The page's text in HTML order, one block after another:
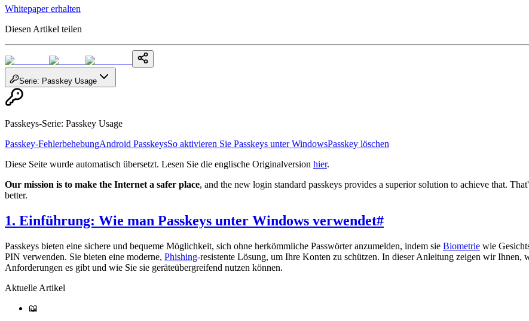
Whitepaper erhalten
Diesen Artikel teilen
Serie: Passkey Usage
Passkeys-Serie: Passkey Usage
Passkey-FehlerbehebungAndroid PasskeysSo aktivieren Sie Passkeys unter WindowsPasskey löschen
Diese Seite wurde automatisch übersetzt. Lesen Sie die englische Originalversion hier.
Our mission is to make the Internet a safer place, and the new login standard passkeys provides a superior solution to achieve that.
better.
1. Einführung: Wie man Passkeys unter Windows verwendet#
Passkeys bieten eine sichere und bequeme Möglichkeit, sich ohne herkömmliche Passwörter anzumelden, indem sie Biometrie wie
PIN verwenden. Sie bieten eine moderne, Phishing-resistente Lösung, um Ihre Konten zu schützen. In dieser Anleitung zeigen wir Ihnen,
Anforderungen es gibt und wie Sie sie geräteübergreifend nutzen können.
Aktuelle Artikel
📖